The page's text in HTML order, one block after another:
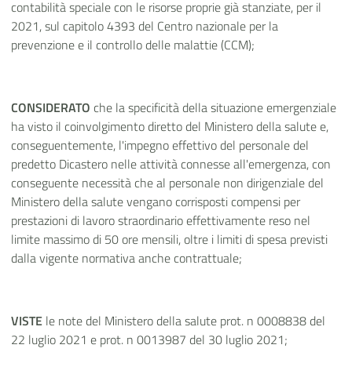
contabilità speciale con le risorse proprie già stanziate, per il
2021, sul capitolo 4393 del Centro nazionale per la
prevenzione e il controllo delle malattie (CCM);
CONSIDERATO che la specificità della situazione emergenziale
ha visto il coinvolgimento diretto del Ministero della salute e,
conseguentemente, l'impegno effettivo del personale del
predetto Dicastero nelle attività connesse all'emergenza, con
conseguente necessità che al personale non dirigenziale del
Ministero della salute vengano corrisposti compensi per
prestazioni di lavoro straordinario effettivamente reso nel
limite massimo di 50 ore mensili, oltre i limiti di spesa previsti
dalla vigente normativa anche contrattuale;
VISTE le note del Ministero della salute prot. n 0008838 del
22 luglio 2021 e prot. n 0013987 del 30 luglio 2021;